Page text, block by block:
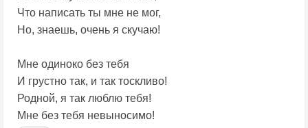
Что написать ты мне не мог,
Но, знаешь, очень я скучаю!
Мне одиноко без тебя
И грустно так, и так тоскливо!
Родной, я так люблю тебя!
Мне без тебя невыносимо!